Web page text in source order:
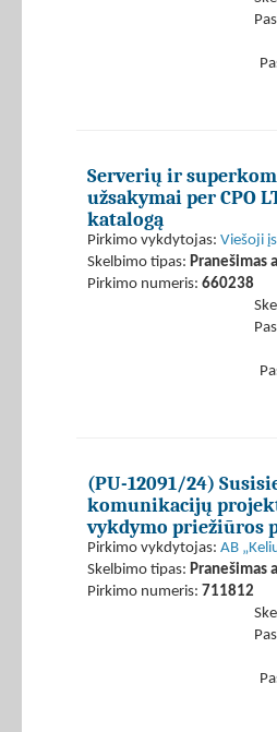
Serverių ir
užsakymai per CPO
katalogą
Pirkimo vykdytojas: Viešoji
Skelbimo tipas: Pranešimas
Pirkimo numeris: 660238
(PU-12091/24)
komunikacijų
vykdymo priežiūros
Pirkimo vykdytojas: AB
Skelbimo tipas: Pranešimas
Pirkimo numeris: 711812